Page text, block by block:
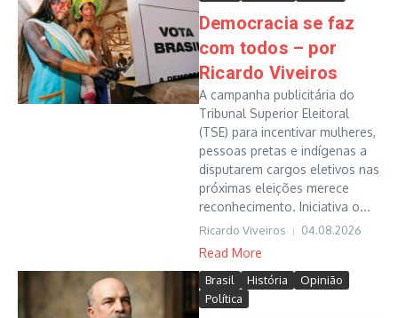
Democracia se faz
com todos – por
Ricardo Viveiros
A campanha publicitária do
Tribunal Superior Eleitoral
(TSE) para incentivar mulheres,
pessoas pretas e indígenas a
disputarem cargos eletivos nas
próximas eleições merece
reconhecimento. Iniciativa o...
Ricardo Viveiros 04.08.2026
Read More
Brasil História
Opinião
Política